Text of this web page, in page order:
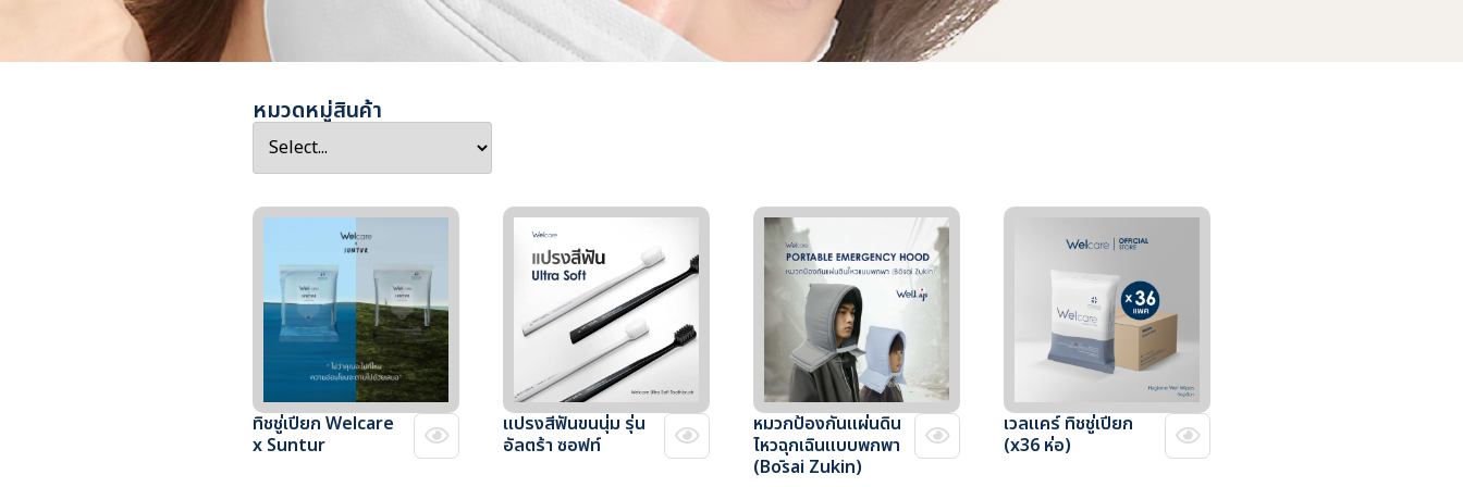
หมวดหมู่สินค้า
ทิชชู่เปียก Welcare
x Suntur
แปรงสีฟันขนนุ่ม รุ่น
อัลตร้า ซอฟท์
หมวกป้องกันแผ่นดิน
ไหวฉุกเฉินแบบพกพา
(Bōsai Zukin)
เวลแคร์ ทิชชู่เปียก
(x36 ห่อ)